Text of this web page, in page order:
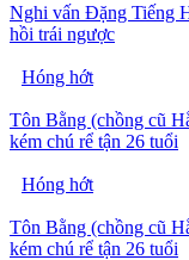
Nghi vấn Đặng Tiếng
hồi trái ngược
Hóng hớt
Tôn Bằng (chồng cũ
kém chú rể tận 26 tuổi
Hóng hớt
Tôn Bằng (chồng cũ
kém chú rể tận 26 tuổi